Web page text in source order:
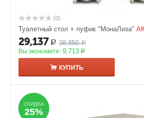
(0)
Туалетный стол + пуфик "МонаЛиза"
29,137 Р 38,850 Р
Вы экономите: 9,713 Р
КУПИТЬ
СКИДКА
25%
СКИДКА
25%